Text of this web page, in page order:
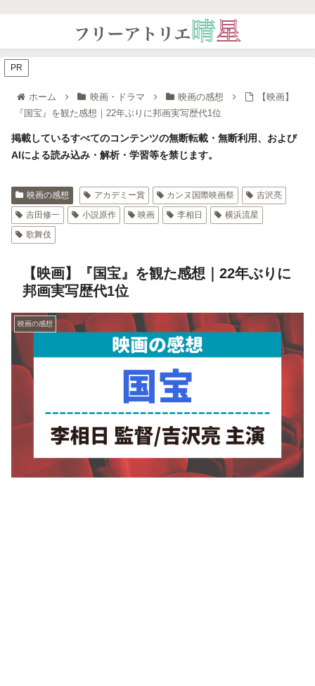
PR
ホーム 映画・ドラマ 映画の感想
【映画】
『国宝』を観た感想｜22年ぶりに邦画実写歴代1位
掲載しているすべてのコンテンツの無断転載・無断利用、および
AIによる読み込み・解析・学習等を禁じます。
映画の感想 アカデミー賞 カンヌ国際映画祭
吉沢亮
吉田修一
小説原作 映画 李相日
横浜流星
歌舞伎
【映画】『国宝』を観た感想｜22年ぶりに
邦画実写歴代1位
映画の感想